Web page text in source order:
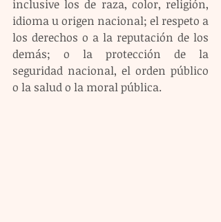
inclusive los de raza, color, religión,
idioma u origen nacional; el respeto a
los derechos o a la reputación de los
demás; o la protección de la
seguridad nacional, el orden público
o la salud o la moral pública.